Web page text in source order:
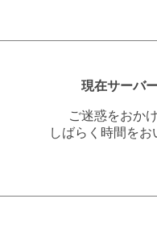
現在サーバ
ご迷惑をおか
しばらく時間を